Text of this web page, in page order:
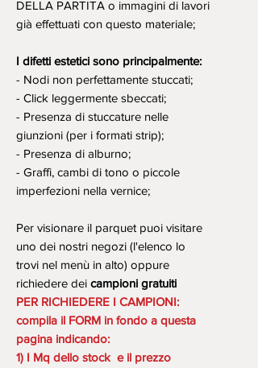
DELLA PARTITA o immagini di lavori
già effettuati con questo materiale;
I difetti estetici sono principalmente:
- Nodi non perfettamente stuccati;
- Click leggermente sbeccati;
- Presenza di stuccature nelle
giunzioni (per i formati strip);
- Presenza di alburno;
- Graffi, cambi di tono o piccole
imperfezioni nella vernice;
Per visionare il parquet puoi visitare
uno dei nostri negozi (l'elenco lo
trovi nel menù in alto) oppure
richiedere dei campioni gratuiti
PER RICHIEDERE I CAMPIONI:
compila il FORM in fondo a questa
pagina indicando:
1) I Mq dello stock e il prezzo